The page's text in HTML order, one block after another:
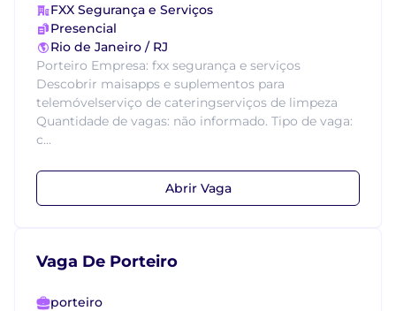
FXX Segurança e Serviços
Presencial
Rio de Janeiro / RJ
Porteiro Empresa: fxx segurança e serviços
Descobrir maisapps e suplementos para
telemóvelserviço de cateringserviços de limpeza
Quantidade de vagas: não informado. Tipo de vaga:
c...
Abrir Vaga
Vaga De Porteiro
porteiro